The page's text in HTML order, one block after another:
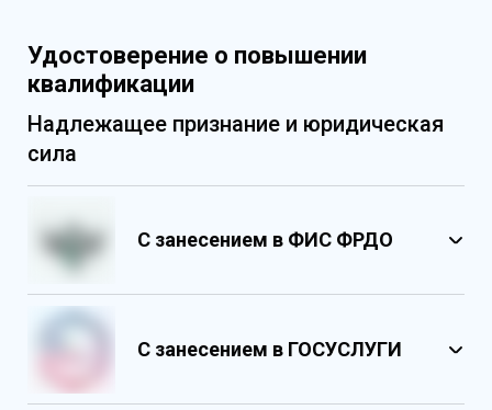
Удостоверение о повышении
квалификации
Надлежащее признание и юридическая
сила
С занесением в ФИС ФРДО
С занесением в ГОСУСЛУГИ